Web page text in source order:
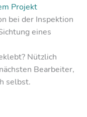
Projekt
bei der Inspektion
eines
Nützlich
Bearbeiter,
selbst.